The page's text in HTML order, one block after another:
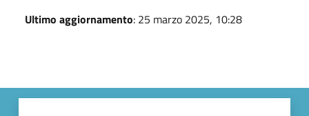
Ultimo aggiornamento: 25 marzo 2025, 10:28